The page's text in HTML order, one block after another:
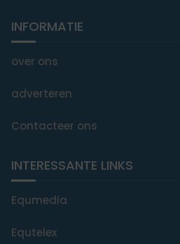
INFORMATIE
over ons
adverteren
Contacteer ons
INTERESSANTE LINKS
Equmedia
Equtelex